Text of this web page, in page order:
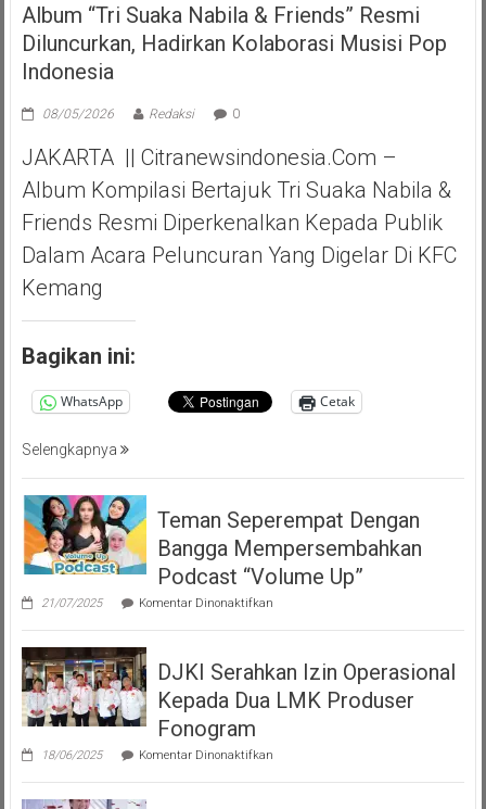
Album “Tri Suaka Nabila & Friends” Resmi
Diluncurkan, Hadirkan Kolaborasi Musisi Pop
Indonesia
08/05/2026 Redaksi 0
JAKARTA || Citranewsindonesia.com –
Album Kompilasi Bertajuk Tri Suaka Nabila &
Friends Resmi Diperkenalkan Kepada Publik
Dalam Acara Peluncuran Yang Digelar Di KFC
Kemang
Bagikan ini:
WhatsApp Cetak
Selengkapnya
Teman Seperempat Dengan
Bangga Mempersembahkan
Podcast “Volume Up”
21/07/2025 Komentar Dinonaktifkanpada
Seperempat
Bangga
Mempersembahkan
Podcast
DJKI Serahkan Izin Operasional
Kepada Dua LMK Produser
Fonogram
18/06/2025 Komentar Dinonaktifkanpada
Serahkan